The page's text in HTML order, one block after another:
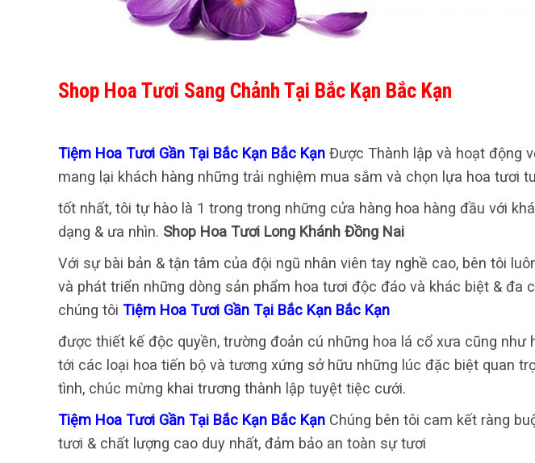
Shop Hoa Tươi Sang Chảnh Tại Bắc Kạn Bắc Kạn
Tiệm Hoa Tươi Gần Tại Bắc Kạn Bắc Kạn Được Thành lập và hoạt động
mang lại khách hàng những trải nghiệm mua sắm và chọn lựa hoa tươi
tốt nhất, tôi tự hào là 1 trong trong những cửa hàng hoa hàng đầu với
dạng & ưa nhìn. Shop Hoa Tươi Long Khánh Đồng Nai
Với sự bài bản & tận tâm của đội ngũ nhân viên tay nghề cao, bên tôi
và phát triển những dòng sản phẩm hoa tươi độc đáo và khác biệt & đa
chúng tôi Tiệm Hoa Tươi Gần Tại Bắc Kạn Bắc Kạn
được thiết kế độc quyền, trường đoản cú những hoa lá cổ xưa cũng như
tới các loại hoa tiến bộ và tương xứng sở hữu những lúc đặc biệt quan
tình, chúc mừng khai trương thành lập tuyệt tiệc cưới.
Tiệm Hoa Tươi Gần Tại Bắc Kạn Bắc Kạn Chúng bên tôi cam kết ràng
tươi & chất lượng cao duy nhất, đảm bảo an toàn sự tươi